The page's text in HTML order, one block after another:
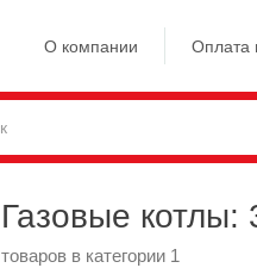
О компании Оплата
Газовые котлы:
товаров в категории 1